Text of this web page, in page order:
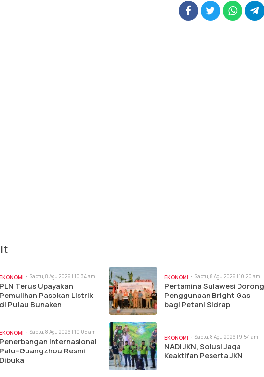
EKONOMI Sabtu, 8 Agu 2026 | 10:34 am
PLN Terus Upayakan
Pemulihan Pasokan Listrik
di Pulau Bunaken
EKONOMI Sabtu, 8 Agu 2026 | 10:20 am
Pertamina Sulawesi Dorong
Penggunaan Bright Gas
bagi Petani Sidrap
EKONOMI Sabtu, 8 Agu 2026 | 10:05 am
Penerbangan Internasional
Palu-Guangzhou Resmi
Dibuka
EKONOMI Sabtu, 8 Agu 2026 | 9:54 am
NADI JKN, Solusi Jaga
Keaktifan Peserta JKN